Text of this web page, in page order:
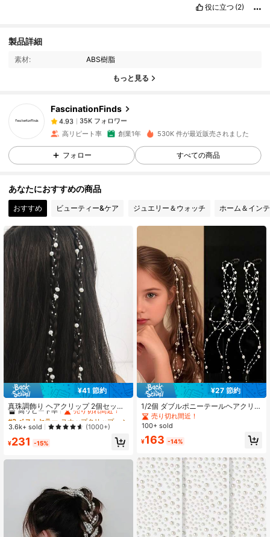
役に立つ (2)
製品詳細
素材: ABS樹脂
もっと見る
FascinationFinds
4.93
35K フォロワー
y***5は15時間前 に購入しました
4.93 35K フォロワー
4.93 35K フォロワー
4.93 35K フォロワー
4.93 35K フォロワー
35K フォロワー
4.93 35K フォロワー
4.93 35K フォロワー
高リピート率 創業1年 530K 件が最近販売されました
フォロー すべての商品
あなたにおすすめの商品
おすすめ ビューティー&ケア ジュエリー＆ウォッチ ホーム＆イン
¥41 節約
真珠調飾り ヘアクリップ 2個セット
エレガントなティアラ クロークリッ
プ ヘアクロー ヘアバレッタ、学校用
品、ヘアアクセサリー、ヘッドアク
セサリー、ヘアピン
#3 ベストセラー
スナップクリップ 女性のヘアアクセサリー
高リピート率
売り切れ間近！
#3 ベストセラー
高リピート率
売り切れ間近！
#3 ベストセラー
高リピート率
売り切れ間近！
#3 ベストセラー
スナップクリップ 女性のヘアアクセサリー
高リピート率
売り切れ間近！
3.6k+ sold (1000+)
¥231 -15%
¥27 節約
1/2個 ダブルポニーテールヘアクリッ
プ タッセル付き、ロングヘア用ヘア
コーム ヘアアクセサリー、旅行、誕
メイドバブルとタッセル装飾の可愛
いヘアチェーン、学生パーティーヘ
アアクセサリー、女性の日常着に最
適、夏、パーティー、バケーショ
ン、旅行シーンに適用
売り切れ間近！
100+ sold
¥163 -14%